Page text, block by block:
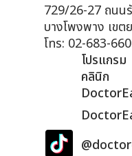
729/26-27 ถนน
บางโพงพาง เข
โทร: 02-683-
โปรแกรม
คลินิก